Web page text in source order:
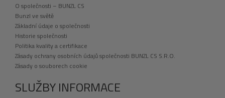
O společnosti – BUNZL CS
Bunzl ve světě
Základní údaje o společnosti
Historie společnosti
Politika kvality a certifikace
Zásady ochrany osobních údajů společnosti BUNZL CS S.R.O.
Zásady o souborech cookie
SLUŽBY INFORMACE